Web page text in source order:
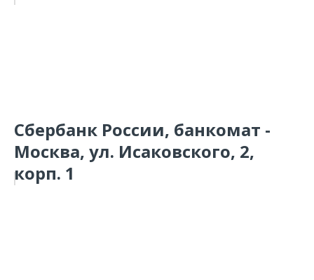
Сбербанк России, банкомат -
Москва, ул. Исаковского, 2,
корп. 1